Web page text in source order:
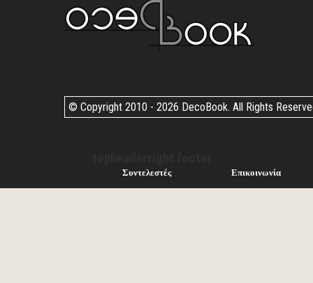
© Copyright 2010 - 2026 DecoBook. All Rights
Συντελεστές Επικοινωνία